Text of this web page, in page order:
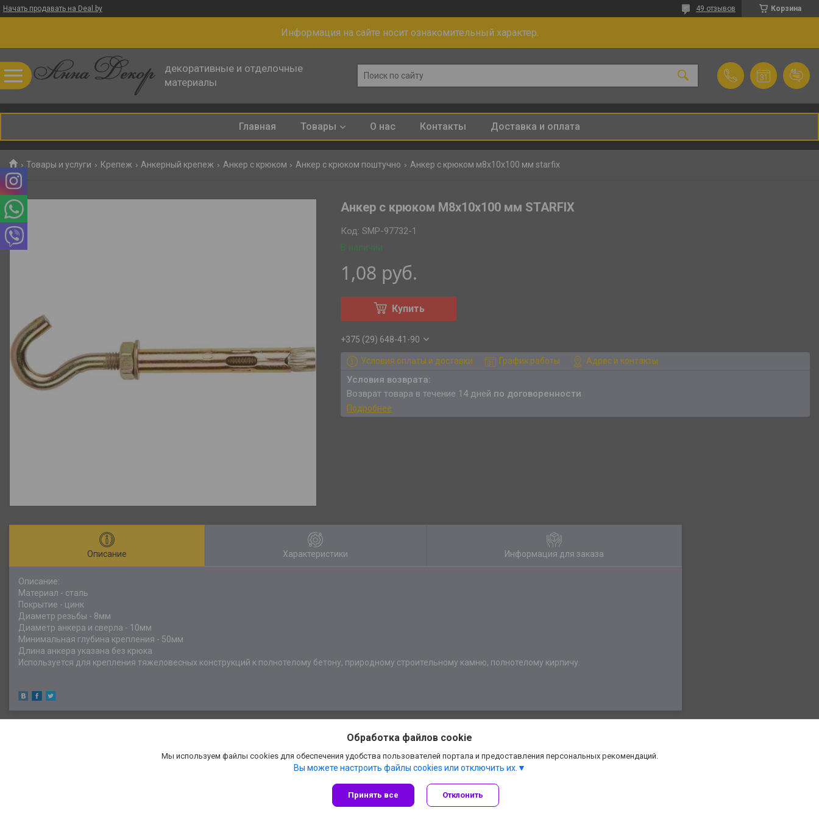
Начать продавать на Deal.by Корзина
49 отзывов
Информация на сайте носит ознакомительный характер.
декоративные и отделочные
материалы
Главная Товары О нас Контакты Доставка и оплата
Товары и услуги Крепеж Анкерный крепеж Анкер с крюком Анкер с крюком поштучно Анкер с крюком м8х10х100 мм starfix
Анкер с крюком М8х10х100 мм STARFIX
В наличии
Код:SMP-97732-1
1,08 руб.
Купить
+375 (29) 648-41-90
Условия оплаты и доставки График работы Адрес и контакты
возврат товара в течение 14 дней по договоренности
Подробнее
Описание Характеристики Информация для заказа
Описание:
Материал - сталь
Покрытие - цинк
Диаметр резьбы - 8мм
Диаметр анкера и сверла - 10мм
Минимальная глубина крепления - 50мм
Длина анкера указана без крюка
Используется для крепления тяжеловесных конструкций к полнотелому бетону, природному строительному камню, полнотелому кирпичу.
Сайт создан на платформе Deal.by
Политика обработки файлов cookies
Обработка файлов cookie
Мы используем файлы cookies для обеспечения удобства пользователей портала и предоставления персональных рекомендаций.
Вы можете настроить файлы cookies или отключить их.
Принять все Отклонить